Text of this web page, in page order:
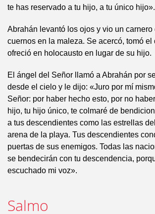
te has reservado a tu hijo, a tu único hijo».
Abrahán levantó los ojos y vio un
cuernos en la maleza. Se acercó, tomó el
ofreció en holocausto en lugar de su hijo.
El ángel del Señor llamó a Abrahán por
desde el cielo y le dijo: «Juro por mí
Señor: por haber hecho esto, por no
hijo, tu hijo único, te colmaré de
a tus descendientes como las estrellas
arena de la playa. Tus descendientes
puertas de sus enemigos. Todas las
se bendecirán con tu descendencia,
escuchado mi voz».
Salmo